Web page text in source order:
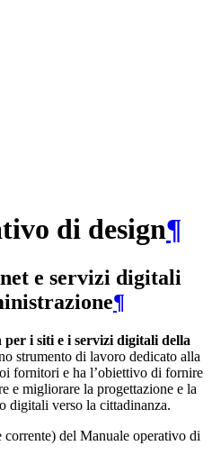
di design¶
e servizi digitali
¶
i siti e i servizi digitali della
strumento di lavoro dedicato alla
fornitori e ha l’obiettivo di fornire
e migliorare la progettazione e la
digitali verso la cittadinanza.
del Manuale operativo di